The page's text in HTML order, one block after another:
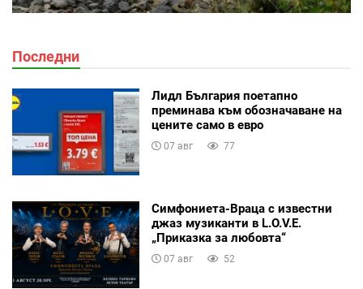
Последни
Лидл България поетапно
преминава към обозначаване на
цените само в евро
07 авг 77
Симфониета-Враца с известни
джаз музиканти в L.O.V.E.
„Приказка за любовта“
07 авг 52